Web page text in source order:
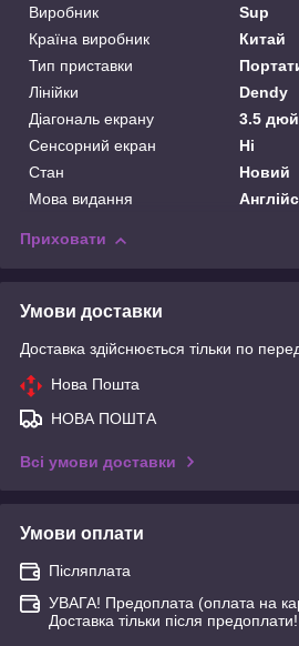
Виробник
Sup
Країна виробник
Китай
Тип приставки
Лінійки
Dendy
Діагональ екрану
3.5
Сенсорний екран
Ні
Стан
Новий
Мова видання
Приховати
Умови доставки
Доставка здійснюється тільки по
Нова Пошта
НОВА ПОШТА
Всі умови доставки
Умови оплати
Післяплата
УВАГА! Предоплата (оплата на
Доставка тільки після предоплати!